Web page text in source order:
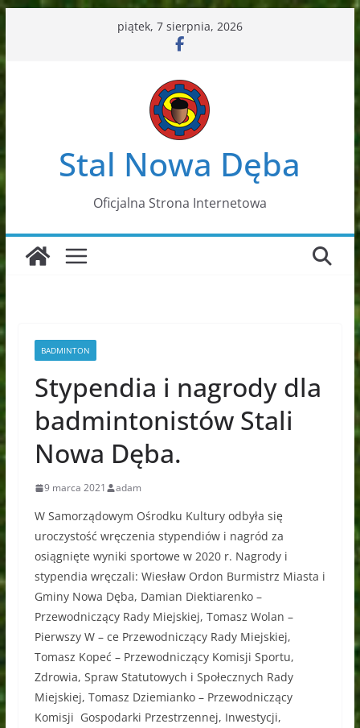
treści
piątek, 7 sierpnia, 2026
Stal Nowa Dęba
Oficjalna Strona Internetowa
BADMINTON
Stypendia i nagrody dla
badmintonistów Stali
Nowa Dęba.
9 marca 2021 adam
W Samorządowym Ośrodku Kultury odbyła się
uroczystość wręczenia stypendiów i nagród za
osiągnięte wyniki sportowe w 2020 r. Nagrody i
stypendia wręczali: Wiesław Ordon Burmistrz Miasta i
Gminy Nowa Dęba, Damian Diektiarenko –
Przewodniczący Rady Miejskiej, Tomasz Wolan –
Pierwszy W – ce Przewodniczący Rady Miejskiej,
Tomasz Kopeć – Przewodniczący Komisji Sportu,
Zdrowia, Spraw Statutowych i Społecznych Rady
Miejskiej, Tomasz Dziemianko – Przewodniczący
Komisji Gospodarki Przestrzennej, Inwestycji,